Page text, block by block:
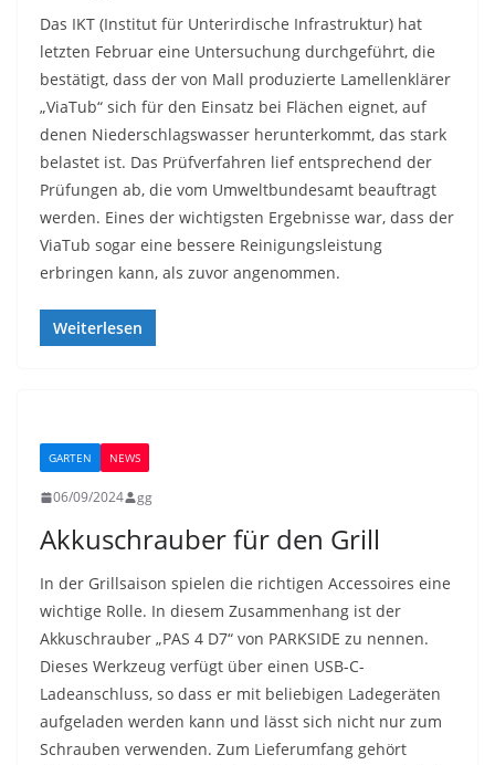
Das IKT (Institut für Unterirdische Infrastruktur) hat
letzten Februar eine Untersuchung durchgeführt, die
bestätigt, dass der von Mall produzierte Lamellenklärer
„ViaTub“ sich für den Einsatz bei Flächen eignet, auf
denen Niederschlagswasser herunterkommt, das stark
belastet ist. Das Prüfverfahren lief entsprechend der
Prüfungen ab, die vom Umweltbundesamt beauftragt
werden. Eines der wichtigsten Ergebnisse war, dass der
ViaTub sogar eine bessere Reinigungsleistung
erbringen kann, als zuvor angenommen.
Weiterlesen
GARTEN NEWS
06/09/2024 gg
Akkuschrauber für den Grill
In der Grillsaison spielen die richtigen Accessoires eine
wichtige Rolle. In diesem Zusammenhang ist der
Akkuschrauber „PAS 4 D7“ von PARKSIDE zu nennen.
Dieses Werkzeug verfügt über einen USB-C-
Ladeanschluss, so dass er mit beliebigen Ladegeräten
aufgeladen werden kann und lässt sich nicht nur zum
Schrauben verwenden. Zum Lieferumfang gehört